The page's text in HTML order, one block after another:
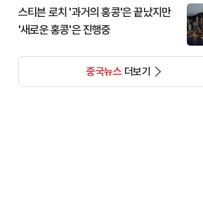
스티븐 로치 '과거의 홍콩'은 끝났지만
'새로운 홍콩'은 진행중
중국뉴스더보기